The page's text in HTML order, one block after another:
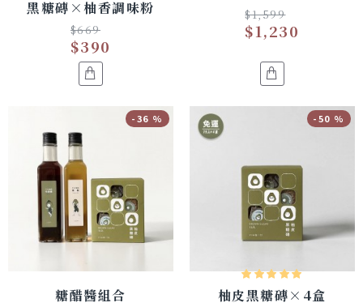
黑糖磚×柚香調味粉
$390
$669 $1,230
$1,599
-36 %
糖醋醬組合
-50 %
柚皮黑糖磚×4盒